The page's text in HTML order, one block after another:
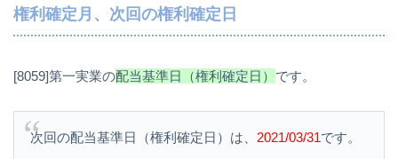
権利確定月、次回の権利確定日
[8059]第一実業の配当基準日（権利確定日） です。
次回の配当基準日（権利確定日）は、 2021/03/31です。